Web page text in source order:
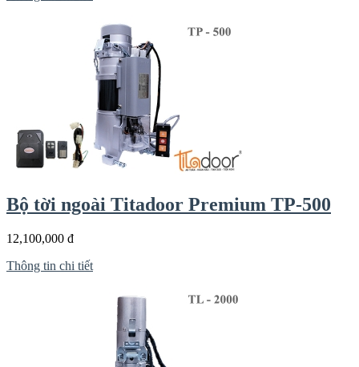
Bộ tời ngoài Titadoor Premium TP-500
12,100,000 đ
Thông tin chi tiết